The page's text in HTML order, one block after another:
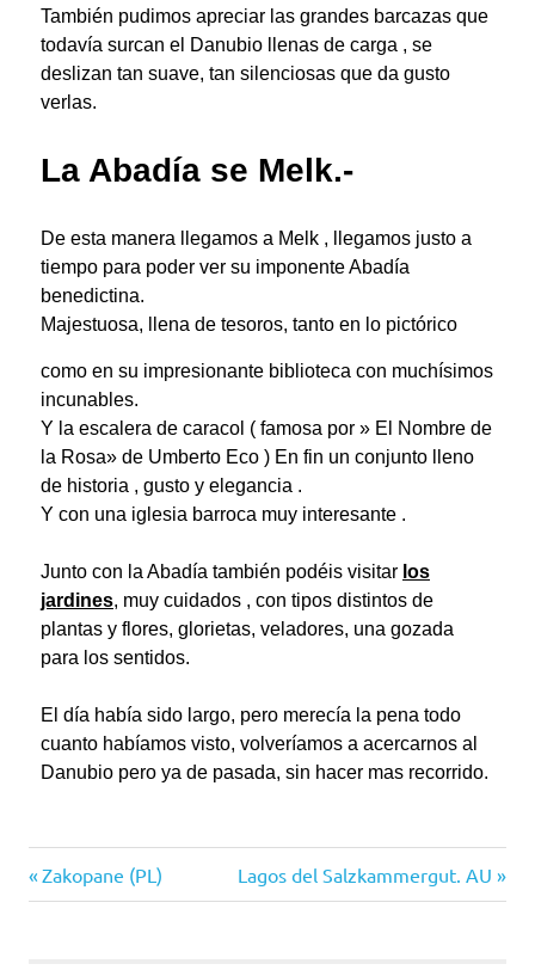
También pudimos apreciar las grandes barcazas que
todavía surcan el Danubio llenas de carga , se
deslizan tan suave, tan silenciosas que da gusto
verlas.
La Abadía se Melk.-
De esta manera llegamos a Melk , llegamos justo a
tiempo para poder ver su imponenteAbadía
benedictina.
Majestuosa, llena de tesoros, tanto en lo pictórico
como en su impresionante biblioteca con muchísimos
incunables.
Y la escalera de caracol ( famosa por » El Nombre de
la Rosa» de Umberto Eco ) En fin un conjunto lleno
de historia , gusto y elegancia .
Y con una iglesia barroca muy interesante .
Junto con la Abadía también podéis visitar los
jardines, muy cuidados , con tipos distintos de
plantas y flores, glorietas, veladores, una gozada
para los sentidos.
El día había sido largo, pero merecía la pena todo
cuanto habíamos visto, volveríamos a acercarnos al
Danubio pero ya de pasada, sin hacer mas recorrido.
danubio
Zakopane (PL) Lagos del Salzkammergut. AU